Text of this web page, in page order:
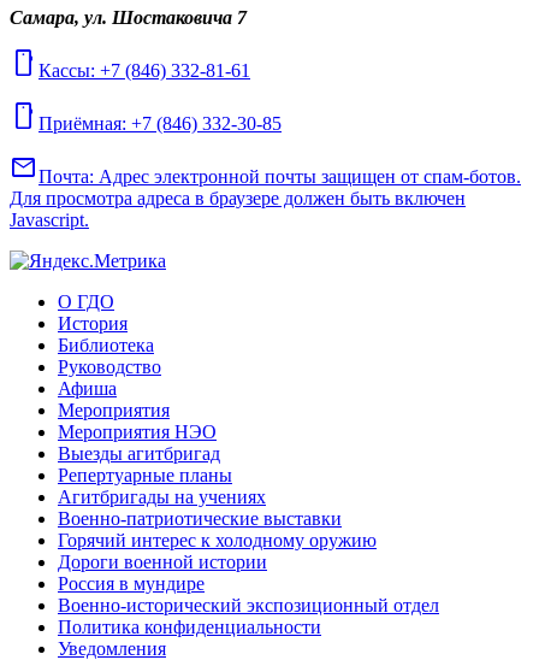
Самара, ул. Шостаковича 7
mobile Кассы: +7 (846) 332-81-61
mobile Приёмная: +7 (846) 332-30-85
mailПочта: Адрес электронной почты защищен от спам-ботов.
Для просмотра адреса в браузере должен быть включен
Javascript.
О ГДО
История
Библиотека
Руководство
Афиша
Мероприятия
Мероприятия НЭО
Выезды агитбригад
Репертуарные планы
Агитбригады на учениях
Военно-патриотические выставки
Горячий интерес к холодному оружию
Дороги военной истории
Россия в мундире
Военно-исторический экспозиционный отдел
Политика конфиденциальности
Уведомления